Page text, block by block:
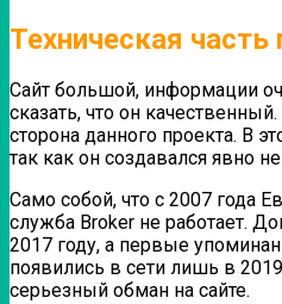
Техническая часть
Сайт большой, информации
сказать, что он
сторона данного проекта. В
так как он создавался явно
Само собой, что с 2007 года
служба Broker не работает.
2017 году, а первые
появились в сети лишь в
серьезный обман на сайте.